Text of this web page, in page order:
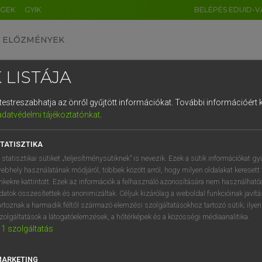
GYIK BELÉPÉS EDUID-
ELŐZMÉNYEK
egyetemes nagyszótár
VAN ELŐFIZETÉSED?
megtekintéséhez.
LISTÁJA
az önről gyűjtött információkat. További információért
tájékoztatónkat.
statisztikai sütiket „teljesítménysütiknek” is nevezik. Ezek a sütik információkat
használatának módjáról, többek között arról, hogy milyen oldalakat keresett
kattintott. Ezek az információk a felhasználó azonosítására nem
összesítettek és anonimizáltak. Céljuk kizárólag a weboldal funkcióinak
a harmadik féltől származó elemzési szolgáltatásokhoz tartozó sütik;
a látogatóelemzések, a hőtérképek és a közösségi médiaanalitika.
1 szolgáltatás
DE CN FR ES IT NL
1 2 3 4 5 6 7 8 9
q w e r t z u i
a s d f g h j k l é
í y x c v b n m , .